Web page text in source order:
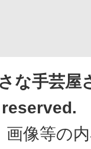
な手芸屋
reserved.
像等の